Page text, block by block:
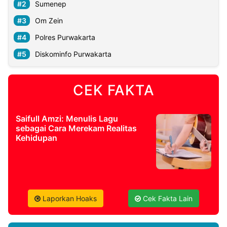
Sumenep
Om Zein
Polres Purwakarta
Diskominfo Purwakarta
CEK FAKTA
Saifull Amzi: Menulis Lagu
sebagai Cara Merekam Realitas
Kehidupan
Laporkan Hoaks Cek Fakta Lain